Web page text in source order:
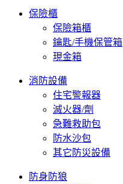
保險櫃
保險箱櫃
鑰匙/手機保管箱
現金箱
消防設備
住宅警報器
滅火器/劑
急難救助包
防水沙包
其它防災設備
防身防狼